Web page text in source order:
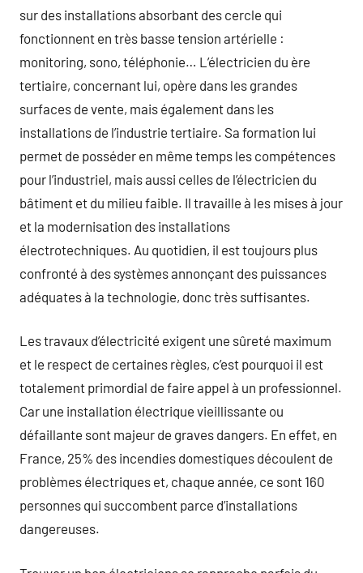
sur des installations absorbant des cercle qui
fonctionnent en très basse tension artérielle :
monitoring, sono, téléphonie… L’électricien du ère
tertiaire, concernant lui, opère dans les grandes
surfaces de vente, mais également dans les
installations de l’industrie tertiaire. Sa formation lui
permet de posséder en même temps les compétences
pour l’industriel, mais aussi celles de l’électricien du
bâtiment et du milieu faible. Il travaille à les mises à jour
et la modernisation des installations
électrotechniques. Au quotidien, il est toujours plus
confronté à des systèmes annonçant des puissances
adéquates à la technologie, donc très suffisantes.
Les travaux d’électricité exigent une sûreté maximum
et le respect de certaines règles, c’est pourquoi il est
totalement primordial de faire appel à un professionnel.
Car une installation électrique vieillissante ou
défaillante sont majeur de graves dangers. En effet, en
France, 25% des incendies domestiques découlent de
problèmes électriques et, chaque année, ce sont 160
personnes qui succombent parce d’installations
dangereuses.